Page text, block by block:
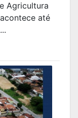
Agricultura
até